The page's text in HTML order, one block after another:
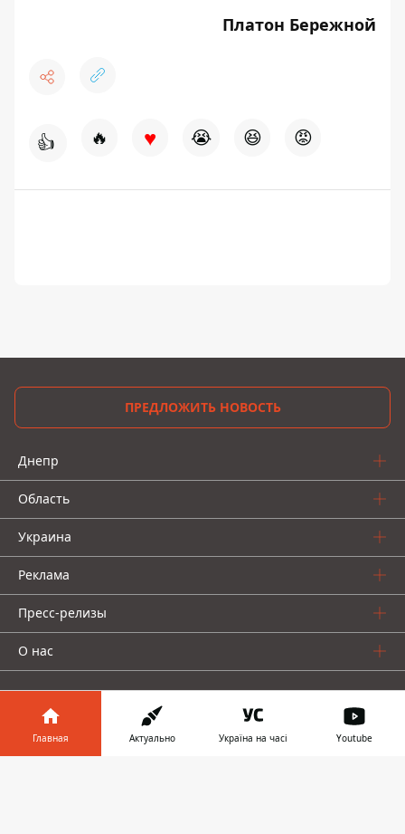
Платон Бережной
👍 🔥 ♥ 😭 😆 😡
ПРЕДЛОЖИТЬ НОВОСТЬ
Днепр
Область
Украина
Реклама
Пресс-релизы
О нас
Главная Актуально Україна на часі Youtube